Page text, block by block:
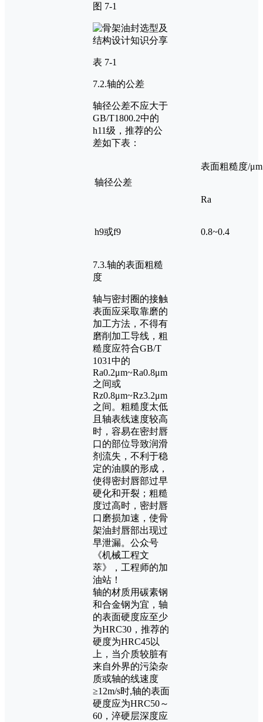
图 7-1
表 7-1
7.2.轴的公差
轴径公差不应大于
GB/T1800.2中的
h11级，推荐的公
差如下表：
轴径公差
表面粗糙度/μm
Ra
h9或f9 0.8~0.4
7.3.轴的表面粗糙
度
轴与密封圈的接触
表面应采取靠磨的
加工方法，不得有
磨削加工导线，粗
糙度应符合GB/T
1031中的
Ra0.2μm~Ra0.8μm
之间或
Rz0.8μm~Rz3.2μm
之间。粗糙度太低
且轴表线速度较高
时，容易在密封唇
口的部位导致润滑
剂流失，不利于稳
定的油膜的形成，
使得密封唇部过早
硬化和开裂；粗糙
度过高时，密封唇
口磨损加速，使骨
架油封唇部出现过
早泄漏。公众号
《机械工程文
萃》，工程师的加
油站！
轴的材质用碳素钢
和合金钢为宜，轴
的表面硬度应至少
为HRC30，推荐的
硬度为HRC45以
上，当介质较脏有
来自外界的污染杂
质或轴的线速度
≥12m/s时,轴的表面
硬度应为HRC50～
60，淬硬层深度应